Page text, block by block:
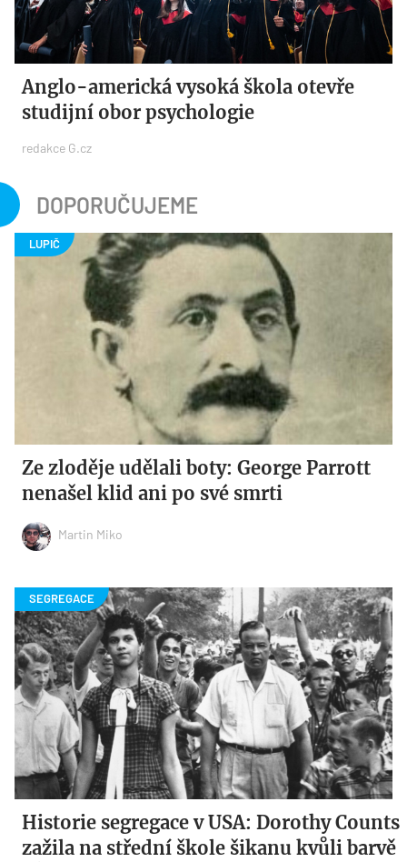
Anglo-americká vysoká škola otevře
studijní obor psychologie
redakce G.cz
DOPORUČUJEME
Ze zloděje udělali boty: George Parrott
nenašel klid ani po své smrti
Martin Miko
Historie segregace v USA: Dorothy Counts
zažila na střední škole šikanu kvůli barvě